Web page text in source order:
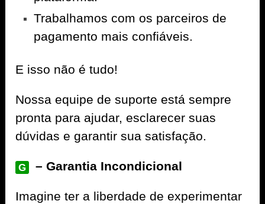
Trabalhamos com os parceiros de
pagamento mais confiáveis.
E isso não é tudo!
Nossa equipe de suporte está sempre
pronta para ajudar, esclarecer suas
dúvidas e garantir sua satisfação.
G – Garantia Incondicional
Imagine ter a liberdade de experimentar